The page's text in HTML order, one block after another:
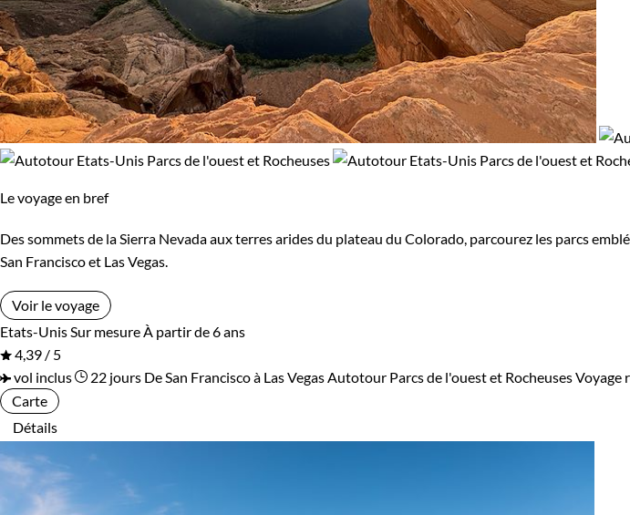
Itinérant Semi-itinérant
Environnement
Bord de mer et îles Désert
Le voyage en bref
Des sommets de la Sierra Nevada aux terres arides du plateau du Colorado, parcourez les parcs
San Francisco et Las Vegas.
Voir le voyage
Etats-UnisSur mesureÀ partir de 6 ans
4,39 / 5
vol inclus
22 jours De San Francisco à Las VegasAutotour Parcs de l'ouest et RocheusesVoyage
Carte
Détails